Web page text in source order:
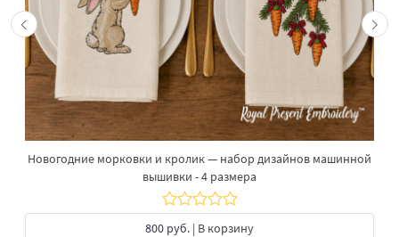
Новогодние морковки и кролик — набор дизайнов машинной
вышивки - 4 размера
800 руб. | В корзину